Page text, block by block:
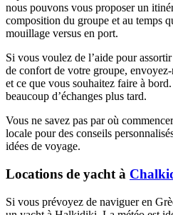
nous pouvons vous proposer un
composition du groupe et au temps
mouillage versus en port.
Si vous voulez de l’aide pour
de confort de votre groupe,
et ce que vous souhaitez faire à
beaucoup d’échanges plus tard.
Vous ne savez pas par où
locale pour des conseils
idées de voyage.
Locations de yacht à
Si vous prévoyez de naviguer en